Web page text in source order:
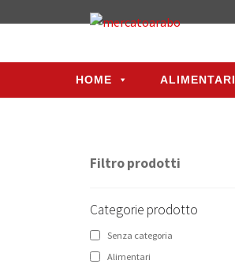
HOME ALIMENTARI
Filtro prodotti
Categorie prodotto
Senza categoria
Alimentari